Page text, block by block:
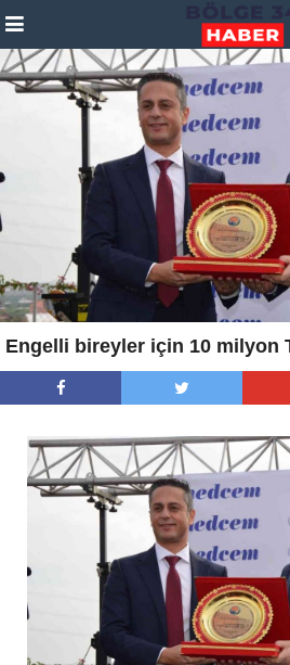
Engelli bireyler için 10 milyon